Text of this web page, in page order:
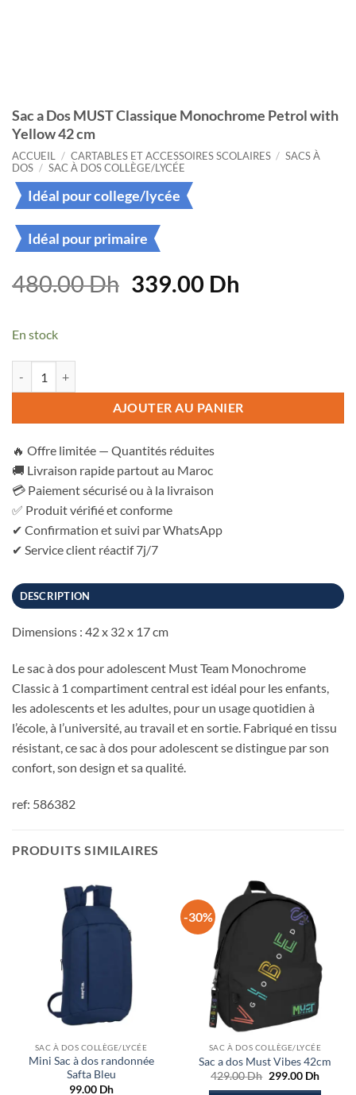
Sac a Dos MUST Classique Monochrome Petrol with
Yellow 42 cm
ACCUEIL / CARTABLES ET ACCESSOIRES SCOLAIRES / SACS À
DOS / SAC À DOS COLLÈGE/LYCÉE
Idéal pour college/lycée
Idéal pour primaire
480.00Dh Le
339.00 DhLe
En stock
AJOUTER AU PANIER
🔥 Offre limitée — Quantités réduites
🚚 Livraison rapide partout au Maroc
💳 Paiement sécurisé ou à la livraison
✅ Produit vérifié et conforme
✔ Confirmation et suivi par WhatsApp
✔ Service client réactif 7j/7
DESCRIPTION
Dimensions : 42 x 32 x 17 cm
Le sac à dos pour adolescent Must Team Monochrome
Classic à 1 compartiment central est idéal pour les enfants,
les adolescents et les adultes, pour un usage quotidien à
l’école, à l’université, au travail et en sortie. Fabriqué en tissu
résistant, ce sac à dos pour adolescent se distingue par son
confort, son design et sa qualité.
ref: 586382
PRODUITS SIMILAIRES
SAC À DOS COLLÈGE/LYCÉE
Mini Sac à dos randonnée
Safta Bleu
99.00 Dh
-30%
SAC À DOS COLLÈGE/LYCÉE
Sac a dos Must Vibes 42cm
429.00Dh Le
299.00 DhLe